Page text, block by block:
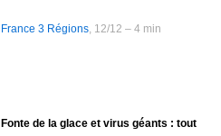
France 3 Régions , 12/12 – 4 min
Fonte de la glace et virus géants : tout